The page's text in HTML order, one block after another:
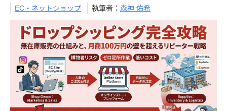
EC・ネットショップ 執筆者： 森神 佑希